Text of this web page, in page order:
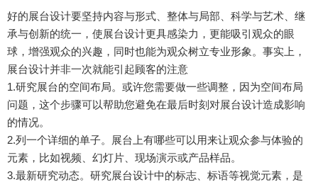
好的展台设计要坚持内容与形式、整体与局部、科学与艺术、继
承与创新的统一，使展台设计更具感染力，更能吸引观众的眼
球，增强观众的兴趣，同时也能为观众树立专业形象。事实上，
展台设计并非一次就能引起顾客的注意
1.研究展台的空间布局。或许您需要做一些调整，因为空间布局
问题，这个步骤可以帮助您避免在最后时刻对展台设计造成影响
的情况。
2.列一个详细的单子。展台上有哪些可以用来让观众参与体验的
元素，比如视频、幻灯片、现场演示或产品样品。
3.最新研究动态。研究展台设计中的标志、标语等视觉元素，是